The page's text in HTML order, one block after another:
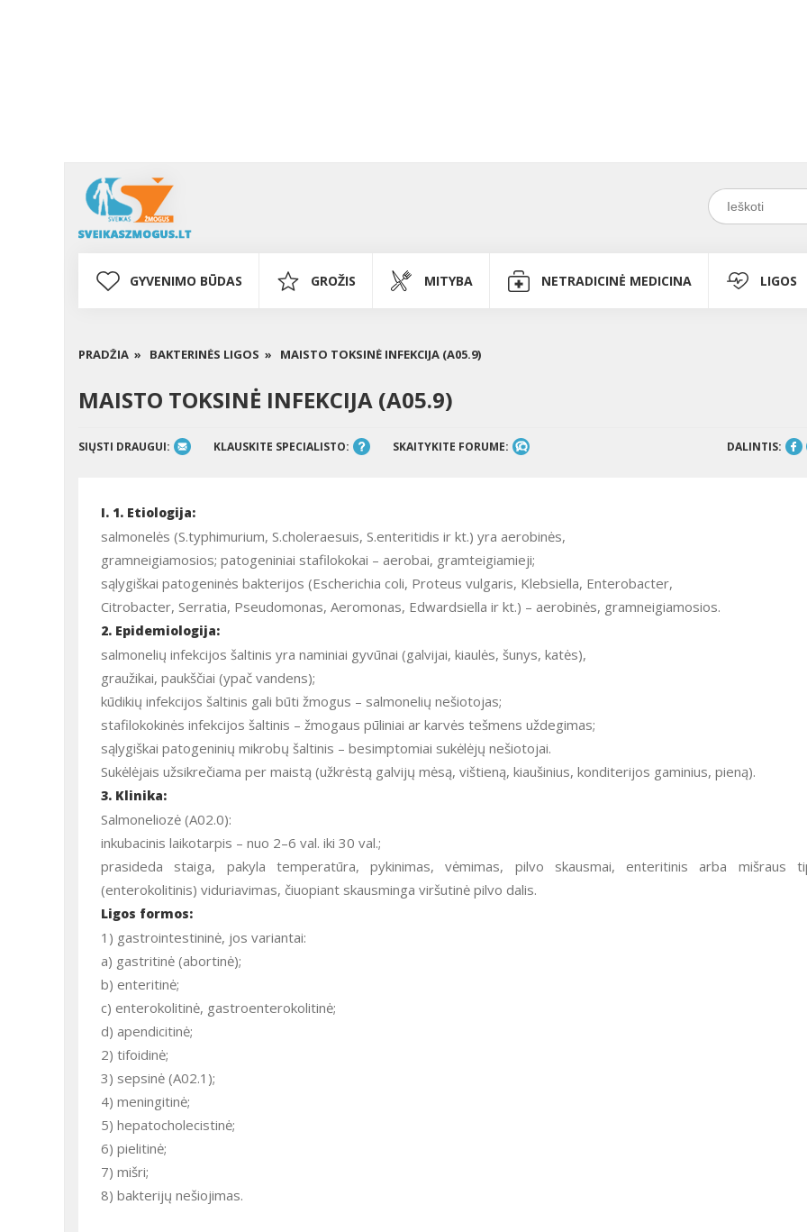
GYVENIMO BŪDAS GROŽIS MITYBA NETRADICINĖ MEDICINA LIGOS
PRADŽIA » BAKTERINĖS LIGOS » MAISTO TOKSINĖ INFEKCIJA (A05.9)
MAISTO TOKSINĖ INFEKCIJA (A05.9)
SIŲSTI DRAUGUI: KLAUSKITE SPECIALISTO: SKAITYKITE FORUME: DALINTIS:
I. 1. Etiologija:
salmonelės (S.typhimurium, S.choleraesuis, S.enteritidis ir kt.) yra aerobinės,
gramneigiamosios; patogeniniai stafilokokai – aerobai, gramteigiamieji;
sąlygiškai patogeninės bakterijos (Escherichia coli, Proteus vulgaris, Klebsiella, Enterobacter,
Citrobacter, Serratia, Pseudomonas, Aeromonas, Edwardsiella ir kt.) – aerobinės, gramneigiamosios.
2. Epidemiologija:
salmonelių infekcijos šaltinis yra naminiai gyvūnai (galvijai, kiaulės, šunys, katės),
graužikai, paukščiai (ypač vandens);
kūdikių infekcijos šaltinis gali būti žmogus – salmonelių nešiotojas;
stafilokokinės infekcijos šaltinis – žmogaus pūliniai ar karvės tešmens uždegimas;
sąlygiškai patogeninių mikrobų šaltinis – besimptomiai sukėlėjų nešiotojai.
Sukėlėjais užsikrečiama per maistą (užkrėstą galvijų mėsą, vištieną, kiaušinius, konditerijos gaminius, pieną).
3. Klinika:
Salmoneliozė (A02.0):
inkubacinis laikotarpis – nuo 2–6 val. iki 30 val.;
prasideda staiga, pakyla temperatūra, pykinimas, vėmimas, pilvo skausmai, enteritinis arba mišraus
(enterokolitinis) viduriavimas, čiuopiant skausminga viršutinė pilvo dalis.
Ligos formos:
1) gastrointestininė, jos variantai:
a) gastritinė (abortinė);
b) enteritinė;
c) enterokolitinė, gastroenterokolitinė;
d) apendicitinė;
2) tifoidinė;
3) sepsinė (A02.1);
4) meningitinė;
5) hepatocholecistinė;
6) pielitinė;
7) mišri;
8) bakterijų nešiojimas.